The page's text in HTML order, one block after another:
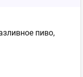
пиво,